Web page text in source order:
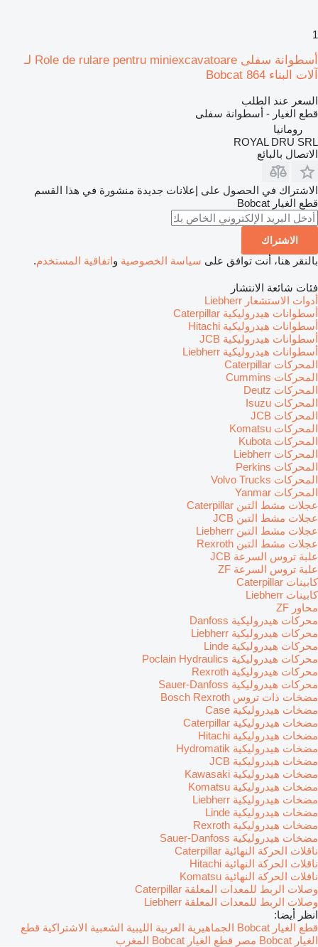
1
أسطوانة سفلى Role de rulare pentru miniexcavatoare لـ
آلات البناء Bobcat 864
السعر عند الطلب
قطع الغيار - أسطوانة سفلى
رومانيا
ROYAL DRU SRL
الاتصال بالبائع
الاشتراك في الحصول على إعلانات جديدة منشورة في هذا القسم
قطع الغيار Bobcat
الاشتراك
بالنقر هنا، أنت توافق على سياسة الخصوصية واتفاقية المستخدم.
فئات شائعة الانتشار
أدوات الاستشعار Liebherr
أسطوانات هيدروليكية Caterpillar
أسطوانات هيدروليكية Hitachi
أسطوانات هيدروليكية JCB
أسطوانات هيدروليكية Liebherr
المحركات Caterpillar
المحركات Cummins
المحركات Deutz
المحركات Isuzu
المحركات JCB
المحركات Komatsu
المحركات Kubota
المحركات Liebherr
المحركات Perkins
المحركات Volvo Trucks
المحركات Yanmar
عجلات مشط التبن Caterpillar
عجلات مشط التبن JCB
عجلات مشط التبن Liebherr
عجلات مشط التبن Rexroth
علبة تروس السرعة JCB
علبة تروس السرعة ZF
كابينات Caterpillar
كابينات Liebherr
محاور ZF
محركات هيدروليكية Danfoss
محركات هيدروليكية Liebherr
محركات هيدروليكية Linde
محركات هيدروليكية Poclain Hydraulics
محركات هيدروليكية Rexroth
محركات هيدروليكية Sauer-Danfoss
مضخات ذات تروس Bosch Rexroth
مضخات هيدروليكية Case
مضخات هيدروليكية Caterpillar
مضخات هيدروليكية Hitachi
مضخات هيدروليكية Hydromatik
مضخات هيدروليكية JCB
مضخات هيدروليكية Kawasaki
مضخات هيدروليكية Komatsu
مضخات هيدروليكية Liebherr
مضخات هيدروليكية Linde
مضخات هيدروليكية Rexroth
مضخات هيدروليكية Sauer-Danfoss
ناقلات الحركة النهائية Caterpillar
ناقلات الحركة النهائية Hitachi
ناقلات الحركة النهائية Komatsu
وصلات الربط للمعدات المعلقة Caterpillar
وصلات الربط للمعدات المعلقة Liebherr
انظر أيضا:
قطع الغيار Bobcat الجماهيرية العربية الليبية الشعبية الاشتراكية
قطع
الغيار Bobcat مصر
قطع الغيار Bobcat المغرب